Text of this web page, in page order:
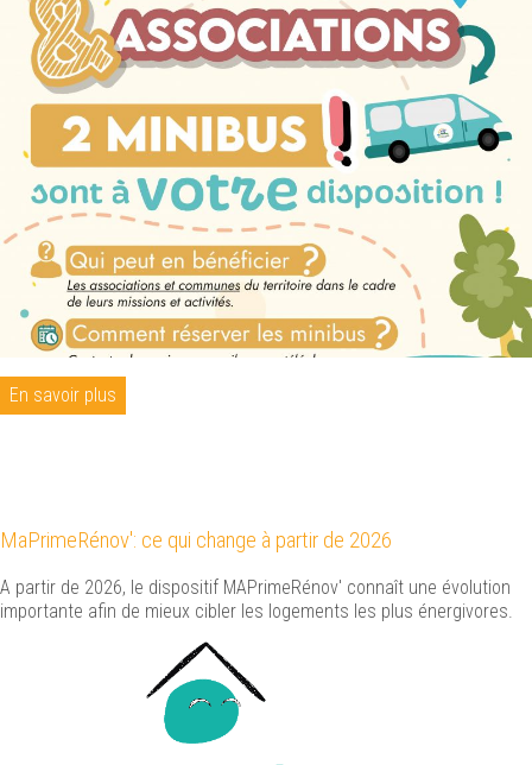
En savoir plus
MaPrimeRénov': ce qui change à partir de 2026
A partir de 2026, le dispositif MAPrimeRénov' connaît une évolution
importante afin de mieux cibler les logements les plus énergivores.